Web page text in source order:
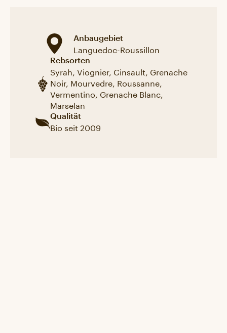
Anbaugebiet
Languedoc-Roussillon
Rebsorten
Syrah, Viognier, Cinsault, Grenache
Noir, Mourvedre, Roussanne,
Vermentino, Grenache Blanc,
Marselan
Qualität
Bio seit 2009